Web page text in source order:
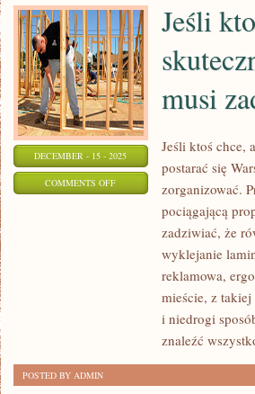
DECEMBER - 15 - 2025
COMMENTS OFFON
SKUTECZNIE
I
WYDAJNIE
Jeśli
musi
Jeśli ktoś chce,
postarać się
zorganizować.
pociągającą
zadziwiać, że
wyklejanie
reklamowa,
mieście, z
i niedrogi
znaleźć
POSTED BY ADMIN